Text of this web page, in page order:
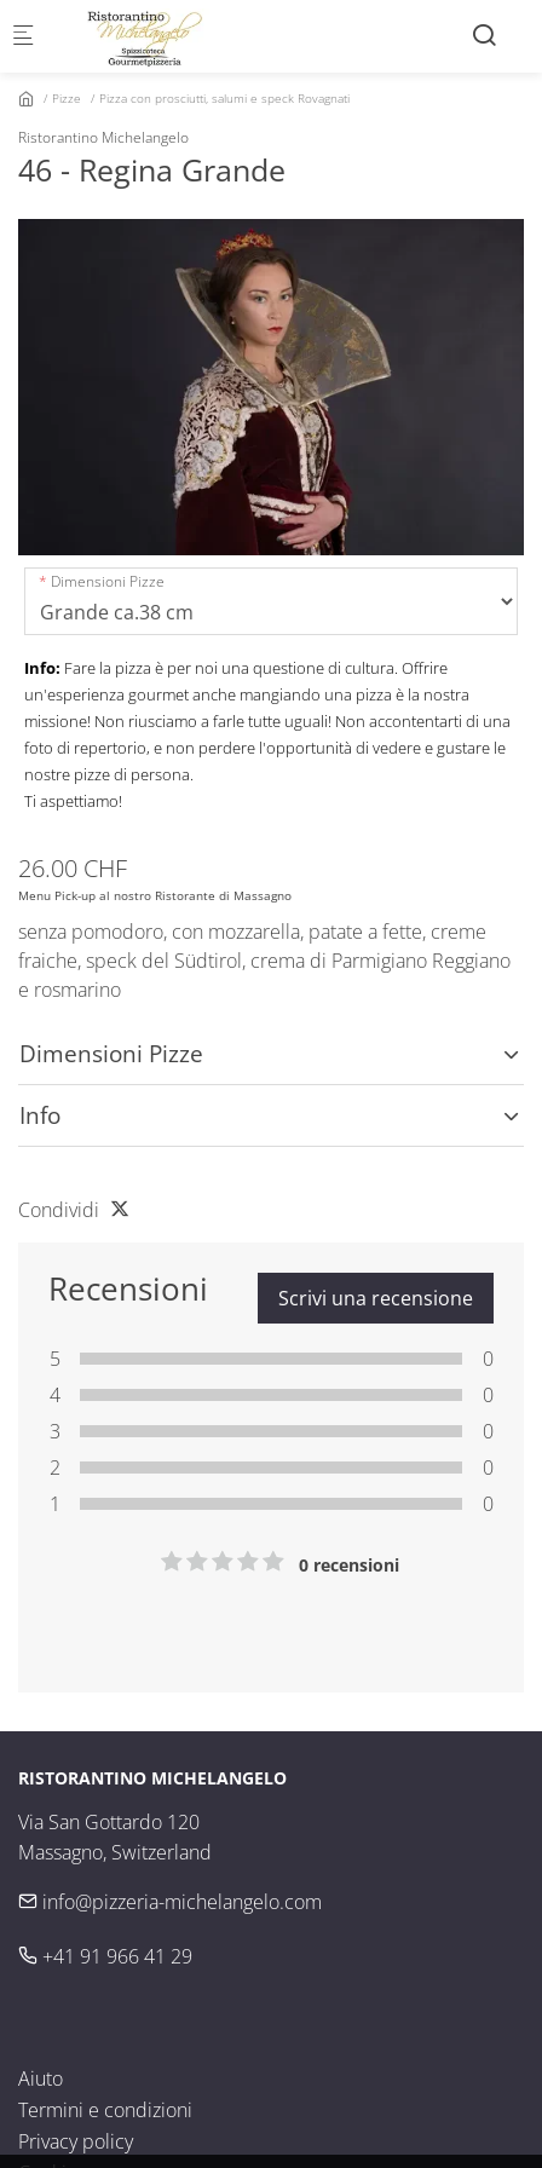
Skip to main content
Pizze Pizza con prosciutti, salumi e speck Rovagnati
Ristorantino Michelangelo
46 - Regina Grande
Dimensioni Pizze
Info: Fare la pizza è per noi una questione di cultura. Offrire
un'esperienza gourmet anche mangiando una pizza è la nostra
missione! Non riusciamo a farle tutte uguali! Non accontentarti di una
foto di repertorio, e non perdere l'opportunità di vedere e gustare le
nostre pizze di persona.
Ti aspettiamo!
26.00 CHF
Menu Pick-up al nostro Ristorante di Massagno
senza pomodoro, con mozzarella, patate a fette, creme
fraiche, speck del Südtirol, crema di Parmigiano Reggiano
e rosmarino
Dimensioni Pizze
Info
Condividi
Recensioni Scrivi una recensione
5
0
4
0
3
0
2
0
1
0
0 recensioni
RISTORANTINO MICHELANGELO
Via San Gottardo 120
Massagno, Switzerland
info@pizzeria-michelangelo.com
+41 91 966 41 29
Aiuto
Termini e condizioni
Privacy policy